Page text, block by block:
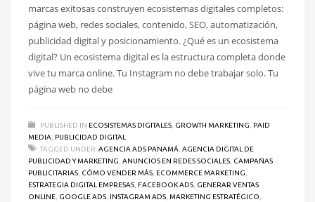
marcas exitosas construyen ecosistemas digitales completos:
página web, redes sociales, contenido, SEO, automatización,
publicidad digital y posicionamiento. ¿Qué es un ecosistema
digital? Un ecosistema digital es la estructura completa donde
vive tu marca online. Tu Instagram no debe trabajar solo. Tu
página web no debe
PUBLISHED IN ECOSISTEMAS DIGITALES, GROWTH MARKETING, PAID
MEDIA, PUBLICIDAD DIGITAL
TAGGED UNDER:AGENCIA ADS PANAMÁ, AGENCIA DIGITAL DE
PUBLICIDAD Y MARKETING, ANUNCIOS EN REDES SOCIALES, CAMPAÑAS
PUBLICITARIAS, CÓMO VENDER MÁS, ECOMMERCE MARKETING,
ESTRATEGIA DIGITAL EMPRESAS, FACEBOOK ADS, GENERAR VENTAS
ONLINE, GOOGLE ADS, INSTAGRAM ADS, MARKETING ESTRATÉGICO,